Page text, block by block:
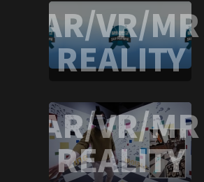
AR/VR/MR
REALITY
AR/VR/MR
REALITY